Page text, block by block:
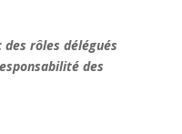
rôles délégués
des